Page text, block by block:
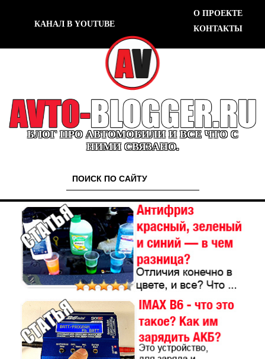
КАНАЛ В YOUTUBE
О ПРОЕКТЕ
КОНТАКТЫ
БЛОГ ПРО АВТОМОБИЛИ И ВСЕ ЧТО С
НИМИ СВЯЗАНО.